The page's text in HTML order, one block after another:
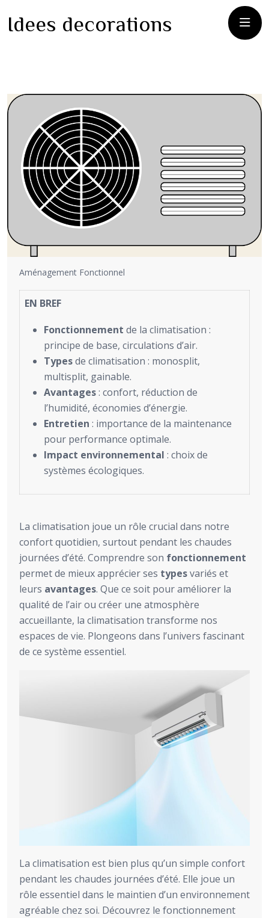
Idees decorations
Aménagement Fonctionnel
EN BREF
Fonctionnement de la climatisation :
principe de base, circulations d’air.
Typesde climatisation : monosplit,
multisplit, gainable.
Avantages: confort, réduction de
l’humidité, économies d’énergie.
Entretien : importance de la maintenance
pour performance optimale.
Impact environnemental : choix de
systèmes écologiques.
La climatisation joue un rôle crucial dans notre
confort quotidien, surtout pendant les chaudes
journées d’été. Comprendre son fonctionnement
permet de mieux apprécier ses typesvariés et
leurs avantages. Que ce soit pour améliorer la
qualité de l’air ou créer une atmosphère
accueillante, la climatisation transforme nos
espaces de vie. Plongeons dans l’univers fascinant
de ce système essentiel.
La climatisation est bien plus qu’un simple confort
pendant les chaudes journées d’été. Elle joue un
rôle essentiel dans le maintien d’un environnement
agréable chez soi. Découvrez le fonctionnement